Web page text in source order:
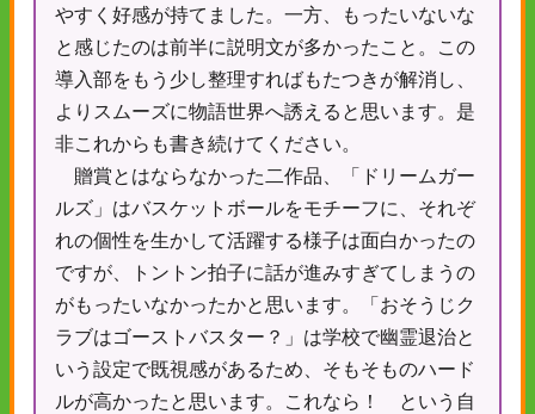
やすく好感が持てました。一方、もったいないな
と感じたのは前半に説明文が多かったこと。この
導入部をもう少し整理すればもたつきが解消し、
よりスムーズに物語世界へ誘えると思います。是
非これからも書き続けてください。
贈賞とはならなかった二作品、「ドリームガー
ルズ」はバスケットボールをモチーフに、それぞ
れの個性を生かして活躍する様子は面白かったの
ですが、トントン拍子に話が進みすぎてしまうの
がもったいなかったかと思います。「おそうじク
ラブはゴーストバスター？」は学校で幽霊退治と
いう設定で既視感があるため、そもそものハード
ルが高かったと思います。これなら！ という自